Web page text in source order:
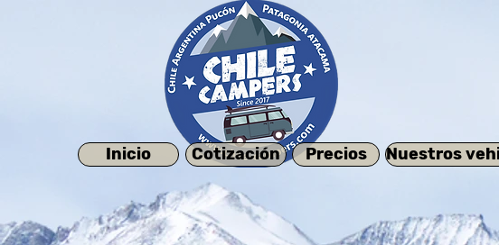
Inicio Cotización Precios Nuestros